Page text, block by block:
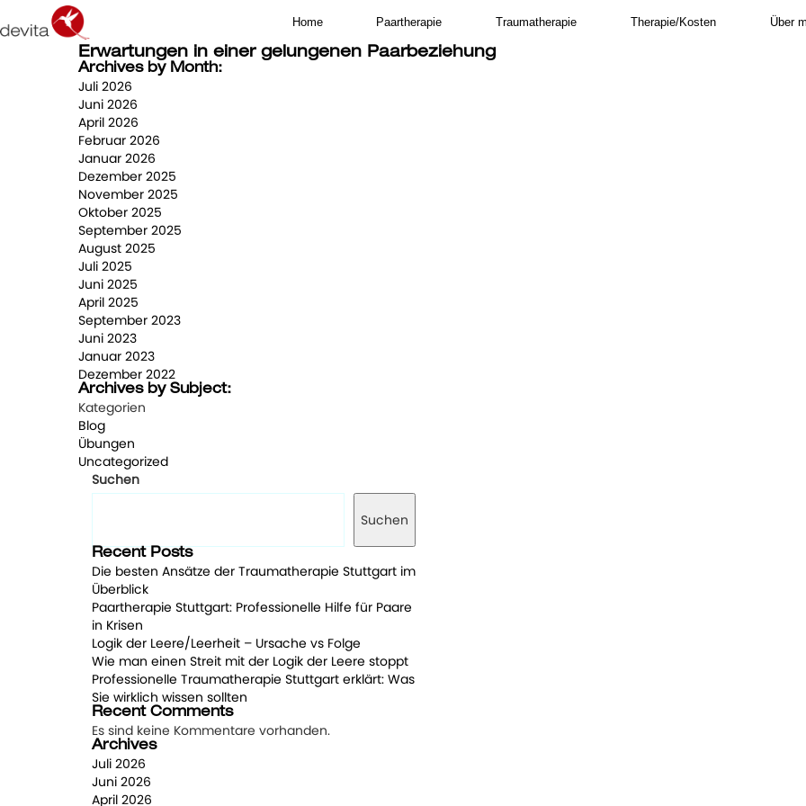
Home Paartherapie Traumatherapie Therapie/Kosten Über
Erwartungen in einer gelungenen Paarbeziehung
Archives by Month:
Juli 2026
Juni 2026
April 2026
Februar 2026
Januar 2026
Dezember 2025
November 2025
Oktober 2025
September 2025
August 2025
Juli 2025
Juni 2025
April 2025
September 2023
Juni 2023
Januar 2023
Dezember 2022
Archives by Subject:
Kategorien
Blog
Übungen
Uncategorized
Suchen
Suchen
Recent Posts
Die besten Ansätze der Traumatherapie Stuttgart im
Überblick
Paartherapie Stuttgart: Professionelle Hilfe für Paare
in Krisen
Logik der Leere/Leerheit – Ursache vs Folge
Wie man einen Streit mit der Logik der Leere stoppt
Professionelle Traumatherapie Stuttgart erklärt: Was
Sie wirklich wissen sollten
Recent Comments
Es sind keine Kommentare vorhanden.
Archives
Juli 2026
Juni 2026
April 2026